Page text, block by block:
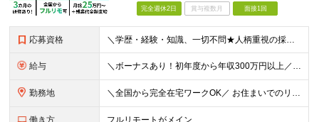
完全週休2日 賞与複数月 面接1回
応募資格 ＼学歴・経験・知識、一切不問★人柄重視の採用です！／ 「手に職をつけて、長く安定した働き方がしたい」 そんな方がゼロからスタートし、 成長して目標を実現するためのサポートをします！ ■学歴不問
給与 ＼ボーナスあり！初年度から年収300万円以上／ ■月給25万円～35万円＋残業代全額支給＋各種手当＋賞与年1回 ◎経験・年齢・スキルなどを考慮し、できるだけ優遇します ◎試用期間中(3カ月)は契約社
勤務地 ＼全国から完全在宅ワークOK／ お住まいでのリモートワーク、または首都圏（東京・神奈川・埼玉・千葉）・大阪のプロジェクト先での勤務となります。 ★転勤はありません ★現在は80％以上が在宅勤務となっ
働き方 フルリモートがメイン